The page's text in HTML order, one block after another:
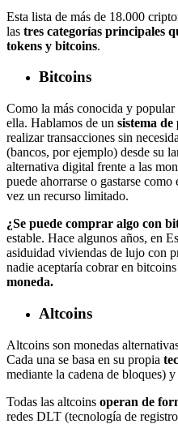
Esta lista de más de 18.000
las tres categorías principales
tokens y bitcoins.
Bitcoins
Como la más conocida y
ella. Hablamos de un sistema
realizar transacciones sin
(bancos, por ejemplo) desde su
alternativa digital frente a las
puede ahorrarse o gastarse
vez un recurso limitado.
¿Se puede comprar algo con
estable. Hace algunos años, en
asiduidad viviendas de lujo con
nadie aceptaría cobrar en
moneda.
Altcoins
Altcoins son monedas
Cada una se basa en su propia
mediante la cadena de bloques)
Todas las altcoins operan de
redes DLT (tecnología de